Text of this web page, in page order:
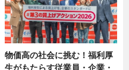
物価高の社会に挑む！福利厚
生がもたらす従業員・企業・